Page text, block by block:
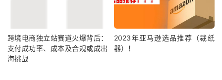
跨境电商独立站赛道火爆背后：
支付成功率、成本及合规或成出
海挑战
2023年亚马逊选品推荐（裁纸
器）！